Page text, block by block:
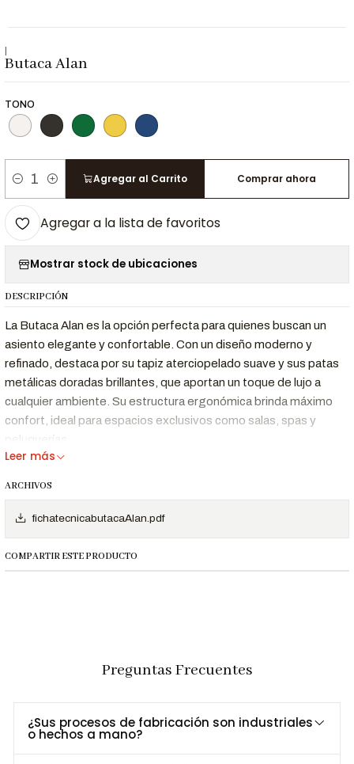
|
Butaca Alan
TONO
Cantidad
Agregar al Carrito Comprar ahora
Agregar a la lista de favoritos
Mostrar stock de ubicaciones
DESCRIPCIÓN
La Butaca Alan es la opción perfecta para quienes buscan un
asiento elegante y confortable. Con un diseño moderno y
refinado, destaca por su tapiz aterciopelado suave y sus patas
metálicas doradas brillantes, que aportan un toque de lujo a
cualquier ambiente. Su estructura ergonómica brinda máximo
confort, ideal para espacios exclusivos como salas, spas y
peluquerías.
Conpatas doradas brillantespara un
toque sofisticado.
Tapiz
aterciopelado de
alta calidad
Suave al tacto y fácil de limpiar.
Dimensiones y Especificaciones
Altura
86 cm
Largo
74 cm
Ancho
65 cm
Leer más
ARCHIVOS
fichatecnicabutacaAlan.pdf
COMPARTIR ESTE PRODUCTO
Preguntas Frecuentes
¿Sus procesos de fabricación son industriales
o hechos a mano?